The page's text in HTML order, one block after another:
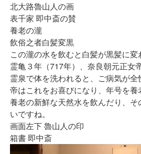
北大路魯山人の画
表千家 即中斎の賛
養老の瀧
飲俗之者白髪変黒
この瀧の水を飲むと白髪が黒髪に変
霊亀３年（717年）、奈良朝元正女
霊泉で体を洗われると、ご病気が全
帝はこれをお喜びになり、年号を養
養老の新鮮な天然水を飲んだり、そ
いですね。
画面左下 魯山人の印
箱書 即中斎